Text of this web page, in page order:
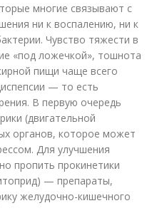
Таблетки от гастрита
Гастрит на нервной
почве
Диета при гастрите
многие связывают с
ни к воспалению, ни к
Чувство тяжести в
«под ложечкой», тошнота
пищи чаще всего
— то есть
В первую очередь
(двигательной
органов, которое может
Для улучшения
пропить прокинетики
— препараты,
желудочно-кишечного